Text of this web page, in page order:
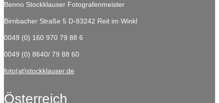
Benno Stockklauser Fotografenmeister
Birnbacher Straße 5 D-83242 Reit im Winkl
0049 (0) 160 970 79 88 6
0049 (0) 8640/ 79 88 60
foto(at)stockklauser.de
Österreich